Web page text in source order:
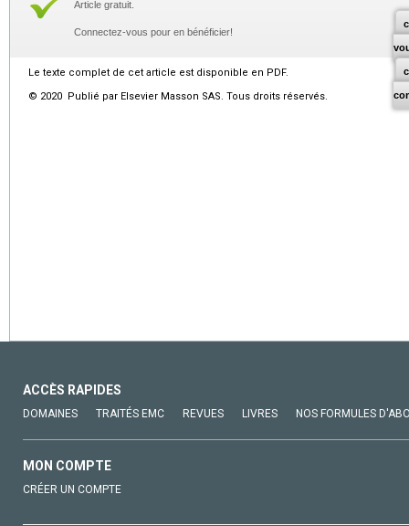
Article gratuit.
Connectez-vous pour en bénéficier!
Le texte complet de cet article est disponible en PDF.
© 2020 Publié par Elsevier Masson SAS. Tous droits réservés.
ACCÈS RAPIDES
DOMAINES TRAITÉS EMC REVUES LIVRES NOS FORMULES
MON COMPTE
CRÉER UN COMPTE